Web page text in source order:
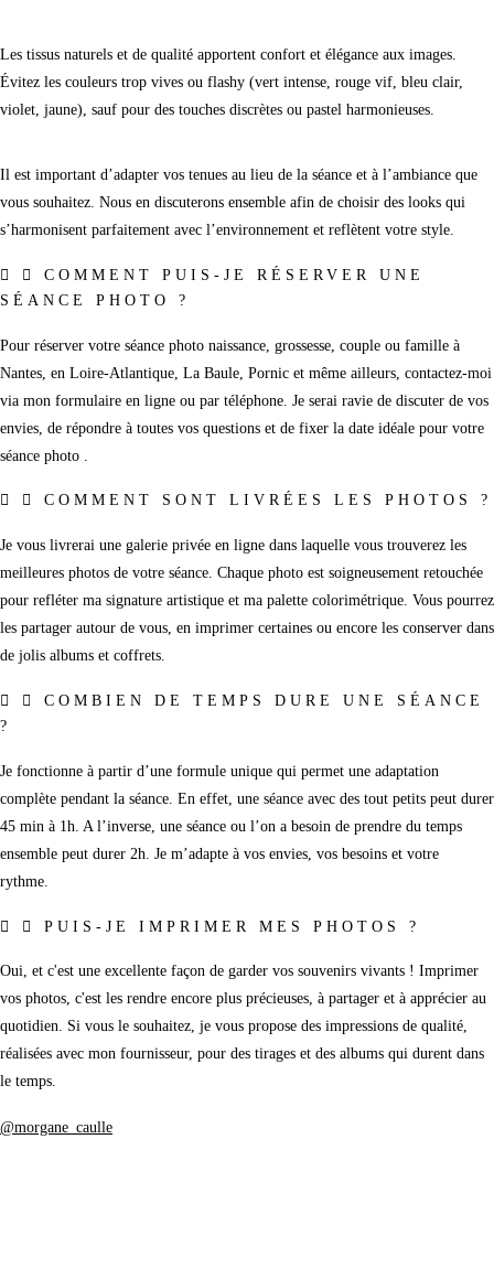
Les tissus naturels et de qualité apportent confort et élégance aux images.
Évitez les couleurs trop vives ou flashy (vert intense, rouge vif, bleu clair,
violet, jaune), sauf pour des touches discrètes ou pastel harmonieuses.
Il est important d’adapter vos tenues au lieu de la séance et à l’ambiance que
vous souhaitez. Nous en discuterons ensemble afin de choisir des looks qui
s’harmonisent parfaitement avec l’environnement et reflètent votre style.
COMMENT PUIS-JE RÉSERVER UNE
SÉANCE PHOTO ?
Pour réserver votre séance photo naissance, grossesse, couple ou famille à
Nantes, en Loire-Atlantique, La Baule, Pornic et même ailleurs, contactez-moi
via mon formulaire en ligne ou par téléphone. Je serai ravie de discuter de vos
envies, de répondre à toutes vos questions et de fixer la date idéale pour votre
séance photo .
COMMENT SONT LIVRÉES LES PHOTOS ?
Je vous livrerai une galerie privée en ligne dans laquelle vous trouverez les
meilleures photos de votre séance. Chaque photo est soigneusement retouchée
pour refléter ma signature artistique et ma palette colorimétrique. Vous pourrez
les partager autour de vous, en imprimer certaines ou encore les conserver dans
de jolis albums et coffrets.
COMBIEN DE TEMPS DURE UNE SÉANCE
?
Je fonctionne à partir d’une formule unique qui permet une adaptation
complète pendant la séance. En effet, une séance avec des tout petits peut durer
45 min à 1h. A l’inverse, une séance ou l’on a besoin de prendre du temps
ensemble peut durer 2h. Je m’adapte à vos envies, vos besoins et votre
rythme.
PUIS-JE IMPRIMER MES PHOTOS ?
Oui, et c'est une excellente façon de garder vos souvenirs vivants ! Imprimer
vos photos, c'est les rendre encore plus précieuses, à partager et à apprécier au
quotidien. Si vous le souhaitez, je vous propose des impressions de qualité,
réalisées avec mon fournisseur, pour des tirages et des albums qui durent dans
le temps.
@morgane_caulle